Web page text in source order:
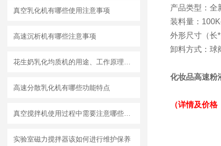
真空乳化机有哪些使用注意事项
高速沉析机有哪些注意事项
高速分散乳化机有哪些功能特点
实验室磁力搅拌器该如何进行维护保养
产品类型：全
装料量：
外形尺寸（长
卸料方式：球
化妆品高速粉
（详情及价